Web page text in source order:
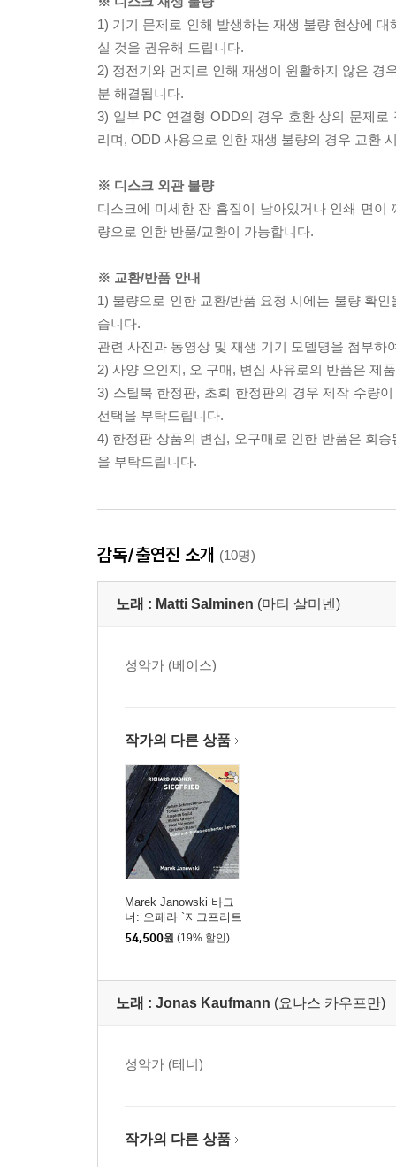
1) 기기 문제로 인해 발생하는 재생 불량 현상에
실 것을 권유해 드립니다.
2) 정전기와 먼지로 인해 재생이 원활하지 않은 경
분 해결됩니다.
3) 일부 PC 연결형 ODD의 경우 호환 상의 문제
리며, ODD 사용으로 인한 재생 불량의 경우 교환
※ 디스크 외관 불량
디스크에 미세한 잔 흠집이 남아있거나 인쇄 면
량으로 인한 반품/교환이 가능합니다.
※ 교환/반품 안내
1) 불량으로 인한 교환/반품 요청 시에는 불량 확
습니다.
관련 사진과 동영상 및 재생 기기 모델명을 첨부하
2) 사양 오인지, 오 구매, 변심 사유로의 반품은 제
3) 스틸북 한정판, 초회 한정판의 경우 제작 수량
선택을 부탁드립니다.
4) 한정판 상품의 변심, 오구매로 인한 반품은 회
을 부탁드립니다.
감독/출연진 소개 (10명)
노래 : Matti Salminen (마티 살미넨)
성악가 (베이스)
작가의 다른 상품
Marek Janowski 바그
너: 오페라 `지그프리트
` - 마렉 야노프스키
54,500원 (19% 할인)
노래 : Jonas Kaufmann (요나스 카우프만)
성악가 (테너)
작가의 다른 상품